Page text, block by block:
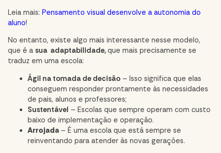
Leia mais: Pensamento visual desenvolve a autonomia do
aluno!
No entanto, existe algo mais interessante nesse modelo,
que é a sua adaptabilidade,que mais precisamente se
traduz em uma escola:
Ágil na tomada de decisão – Isso significa que elas
conseguem responder prontamente às necessidades
de pais, alunos e professores;
Sustentável – Escolas que sempre operam com custo
baixo de implementação e operação.
Arrojada – É uma escola que está sempre se
reinventando para atender às novas gerações.